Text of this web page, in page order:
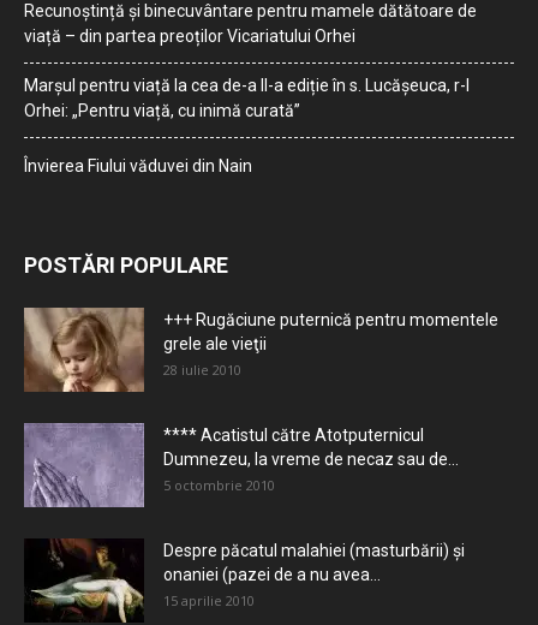
Recunoștință și binecuvântare pentru mamele dătătoare de
viață – din partea preoților Vicariatului Orhei
Marșul pentru viață la cea de-a II-a ediție în s. Lucășeuca, r-l
Orhei: „Pentru viață, cu inimă curată”
Învierea Fiului văduvei din Nain
POSTĂRI POPULARE
+++ Rugăciune puternică pentru momentele
grele ale vieţii
28 iulie 2010
**** Acatistul către Atotputernicul
Dumnezeu, la vreme de necaz sau de...
5 octombrie 2010
Despre păcatul malahiei (masturbării) şi
onaniei (pazei de a nu avea...
15 aprilie 2010